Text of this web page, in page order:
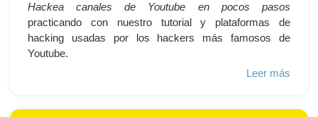
Hackea canales de Youtube en pocos pasos
practicando con nuestro tutorial y plataformas de
hacking usadas por los hackers más famosos de
Youtube.
Leer más